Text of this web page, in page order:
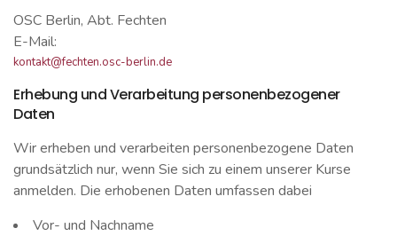
OSC Berlin, Abt. Fechten
E-Mail:
kontakt@fechten.osc-berlin.de
Erhebung und Verarbeitung personenbezogener
Daten
Wir erheben und verarbeiten personenbezogene Daten
grundsätzlich nur, wenn Sie sich zu einem unserer Kurse
anmelden. Die erhobenen Daten umfassen dabei
Vor- und Nachname